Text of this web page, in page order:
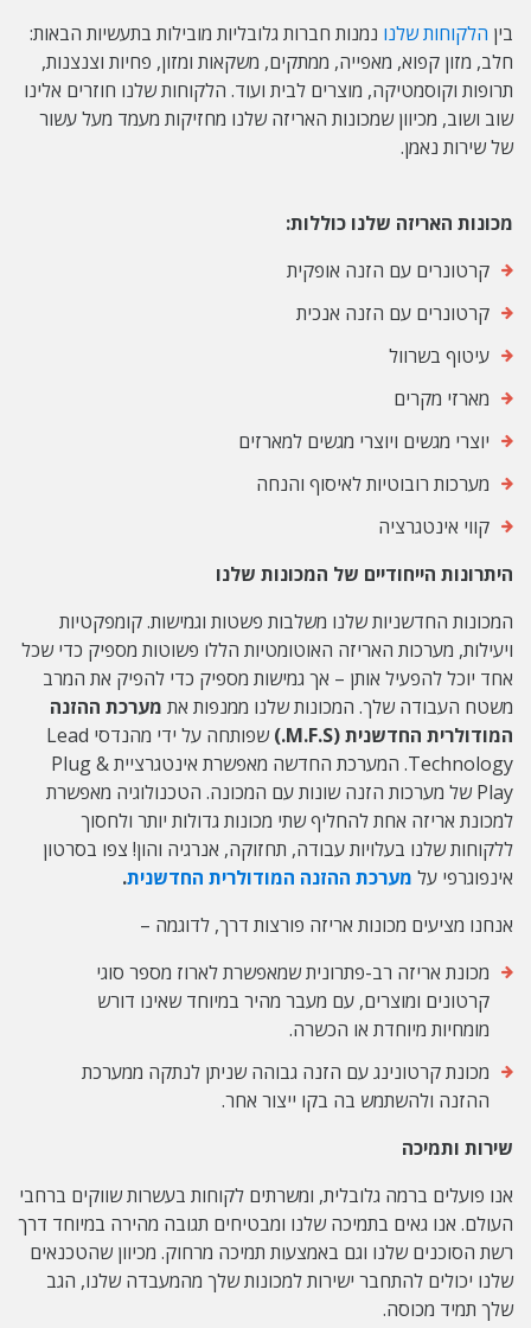
בין הלקוחות שלנו נמנות חברות גלובליות מובילות בתעשיות הבאות:
חלב, מזון קפוא, מאפייה, ממתקים, משקאות ומזון, פחיות וצנצנות,
תרופות וקוסמטיקה, מוצרים לבית ועוד. הלקוחות שלנו חוזרים אלינו
שוב ושוב, מכיוון שמכונות האריזה שלנו מחזיקות מעמד מעל עשור
של שירות נאמן.
מכונות האריזה שלנו כוללות:
קרטונרים עם הזנה אופקית
קרטונרים עם הזנה אנכית
עיטוף בשרוול
מארזי מקרים
יוצרי מגשים ויוצרי מגשים למארזים
מערכות רובוטיות לאיסוף והנחה
קווי אינטגרציה
היתרונות הייחודיים של המכונות שלנו
המכונות החדשניות שלנו משלבות פשטות וגמישות. קומפקטיות
ויעילות, מערכות האריזה האוטומטיות הללו פשוטות מספיק כדי שכל
אחד יוכל להפעיל אותן – אך גמישות מספיק כדי להפיק את המרב
משטח העבודה שלך. המכונות שלנו ממנפות את מערכת ההזנה
המודולרית החדשנית (M.F.S.)
שפותחה על ידי מהנדסי Lead
Technology. המערכת החדשה מאפשרת אינטגרציית Plug &
Play של מערכות הזנה שונות עם המכונה. הטכנולוגיה מאפשרת
למכונת אריזה אחת להחליף שתי מכונות גדולות יותר ולחסוך
ללקוחות שלנו בעלויות עבודה, תחזוקה, אנרגיה והון! צפו בסרטון
אינפוגרפי על מערכת ההזנה המודולרית החדשנית.
אנחנו מציעים מכונות אריזה פורצות דרך, לדוגמה –
מכונת אריזה רב-פתרונית שמאפשרת לארוז מספר סוגי
קרטונים ומוצרים, עם מעבר מהיר במיוחד שאינו דורש
מומחיות מיוחדת או הכשרה.
מכונת קרטונינג עם הזנה גבוהה שניתן לנתקה ממערכת
ההזנה ולהשתמש בה בקו ייצור אחר.
שירות ותמיכה
אנו פועלים ברמה גלובלית, ומשרתים לקוחות בעשרות שווקים ברחבי
העולם. אנו גאים בתמיכה שלנו ומבטיחים תגובה מהירה במיוחד דרך
רשת הסוכנים שלנו וגם באמצעות תמיכה מרחוק. מכיוון שהטכנאים
שלנו יכולים להתחבר ישירות למכונות שלך מהמעבדה שלנו, הגב
שלך תמיד מכוסה.